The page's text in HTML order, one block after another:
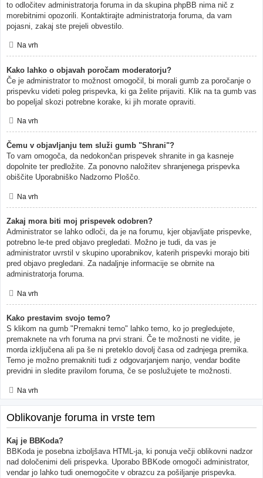
to odločitev administratorja foruma in da skupina phpBB nima nič z
morebitnimi opozorili. Kontaktirajte administratorja foruma, da vam
pojasni, zakaj ste prejeli obvestilo.
Na vrh
Kako lahko o objavah poročam moderatorju?
Če je administrator to možnost omogočil, bi morali gumb za poročanje o
prispevku videti poleg prispevka, ki ga želite prijaviti. Klik na ta gumb vas
bo popeljal skozi potrebne korake, ki jih morate opraviti.
Na vrh
Čemu v objavljanju tem služi gumb "Shrani"?
To vam omogoča, da nedokončan prispevek shranite in ga kasneje
dopolnite ter predložite. Za ponovno naložitev shranjenega prispevka
obiščite Uporabniško Nadzorno Ploščo.
Na vrh
Zakaj mora biti moj prispevek odobren?
Administrator se lahko odloči, da je na forumu, kjer objavljate prispevke,
potrebno le-te pred objavo pregledati. Možno je tudi, da vas je
administrator uvrstil v skupino uporabnikov, katerih prispevki morajo biti
pred objavo pregledani. Za nadaljnje informacije se obrnite na
administratorja foruma.
Na vrh
Kako prestavim svojo temo?
S klikom na gumb "Premakni temo" lahko temo, ko jo pregledujete,
premaknete na vrh foruma na prvi strani. Če te možnosti ne vidite, je
morda izključena ali pa še ni preteklo dovolj časa od zadnjega premika.
Temo je možno premakniti tudi z odgovarjanjem nanjo, vendar bodite
previdni in sledite pravilom foruma, če se poslužujete te možnosti.
Na vrh
Oblikovanje foruma in vrste tem
Kaj je BBKoda?
BBKoda je posebna izboljšava HTML-ja, ki ponuja večji oblikovni nadzor
nad določenimi deli prispevka. Uporabo BBKode omogoči administrator,
vendar jo lahko tudi onemogočite v obrazcu za pošiljanje prispevka.